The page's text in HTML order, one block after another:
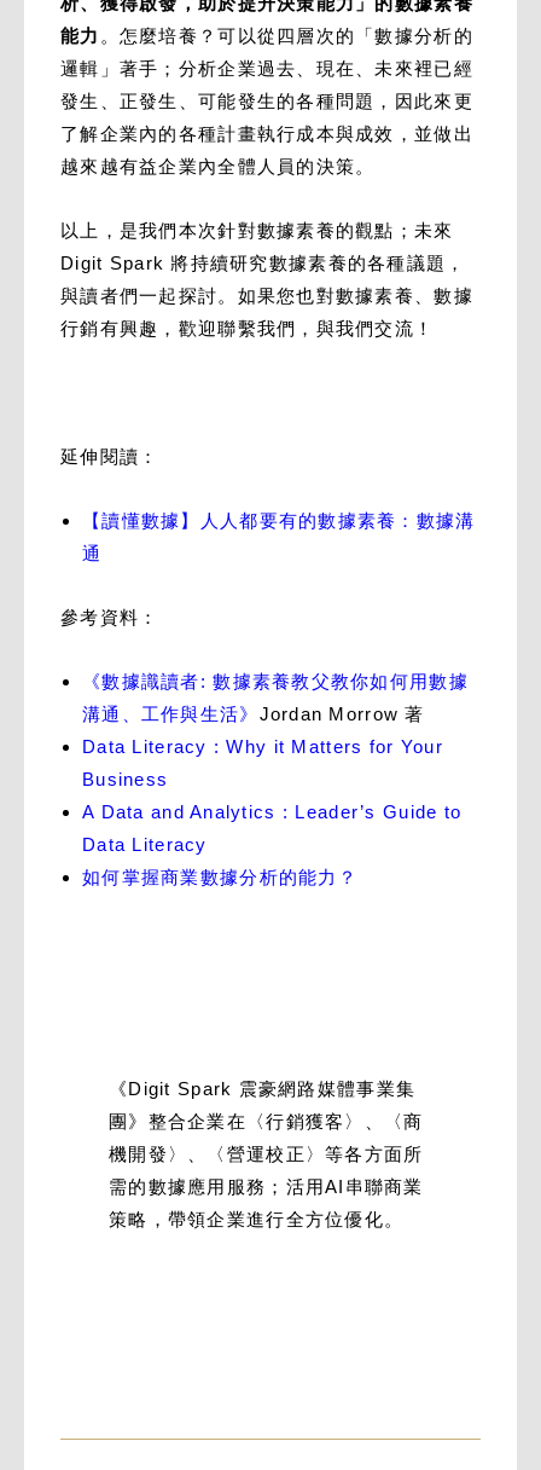
能力 。怎麼培養？可以從四層次的「數據分析的
邏輯」著手；分析企業過去、現在、未來裡已經
發生、正發生、可能發生的各種問題，因此來更
了解企業內的各種計畫執行成本與成效，並做出
越來越有益企業內全體人員的決策。
以上，是我們本次針對數據素養的觀點；未來
Digit Spark 將持續研究數據素養的各種議題，
與讀者們一起探討。如果您也對數據素養、數據
行銷有興趣，歡迎聯繫我們，與我們交流！
延伸閱讀：
【讀懂數據】人人都要有的數據素養：數據溝
通
參考資料：
《數據識讀者: 數據素養教父教你如何用數據
溝通、工作與生活》 Jordan Morrow 著
Data Literacy : Why it Matters for Your
Business
A Data and Analytics : Leader’s Guide to
Data Literacy
如何掌握商業數據分析的能力？
《Digit Spark 震豪網路媒體事業集
團》整合企業在〈行銷獲客〉、〈商
機開發〉、〈營運校正〉等各方面所
需的數據應用服務；活用AI串聯商業
策略，帶領企業進行全方位優化。